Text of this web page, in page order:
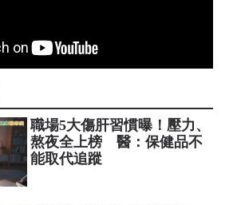
職場5大傷肝習慣曝！壓力、
熬夜全上榜 醫：保健品不
能取代追蹤